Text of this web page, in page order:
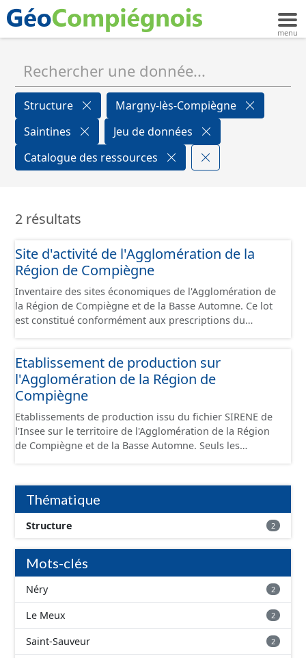
Structure
Margny-lès-Compiègne
Saintines
Jeu de données
Catalogue des ressources
2 résultats
Site d'activité de l'Agglomération de la
Région de Compiègne
Inventaire des sites économiques de l'Agglomération de
la Région de Compiègne et de la Basse Automne. Ce lot
est constitué conformément aux prescriptions du
Etablissement de production sur
l'Agglomération de la Région de
Compiègne
Etablissements de production issu du fichier SIRENE de
l'Insee sur le territoire de l'Agglomération de la Région
de Compiègne et de la Basse Automne. Seuls les
et structurés conformément aux prescriptions du
standard CNIG Sites Economiques. Ce lot ne contient pas
la référence aux terrains à vocation économique à ce
jour. Il est filtré au-delà des prescriptions du CNIG se
limitant aux SCI.
Thématique
Structure 2
Mots-clés
Néry 2
Le Meux 2
Saint-Sauveur 2